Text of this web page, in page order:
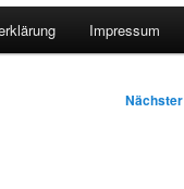
Impressum
Nächster